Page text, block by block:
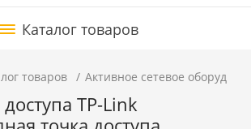
Каталог товаров
товаров Активное сетевое
TP-Link